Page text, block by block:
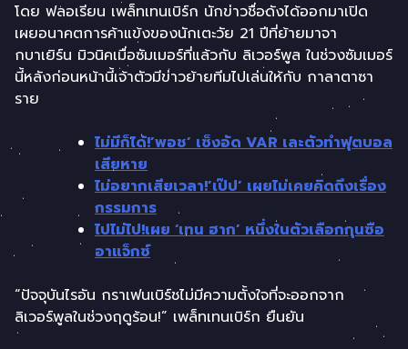
โดย ฟลอเรียน เพล็ทเทนเบิร์ก นักข่าวชื่อดังได้ออกมาเปิด
เผยอนาคตการค้าแข้งของนักเตะวัย 21 ปีที่ย้ายมาจา
กบาเยิร์น มิวนิคเมื่อซัมเมอร์ที่แล้วกับ ลิเวอร์พูล ในช่วงซัมเมอร์
นี้หลังก่อนหน้านี้เจ้าตัวมีข่าวย้ายทีมไปเล่นให้กับ กาลาตาซา
ราย
ไม่มีก็ได้!’พอช’ เซ็งอัด VAR เละตัวทำฟุตบอล
เสียหาย
ไม่อยากเสียเวลา!’เป๊ป’ เผยไม่เคยคิดถึงเรื่อง
กรรมการ
ไปไม่ไป!เผย ‘เทน ฮาก’ หนึ่งในตัวเลือกกุนซือ
อาแจ็กซ์
“ปัจจุบันไรอัน กราเฟนเบิร์ชไม่มีความตั้งใจที่จะออกจาก
ลิเวอร์พูลในช่วงฤดูร้อน!” เพล็ทเทนเบิร์ก ยืนยัน